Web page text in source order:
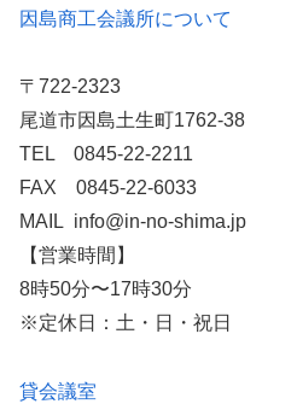
因島商工会議所について
〒722-2323
尾道市因島土生町1762-38
TEL 0845-22-2211
FAX 0845-22-6033
MAIL info@in-no-shima.jp
【営業時間】
8時50分〜17時30分
※定休日：土・日・祝日
貸会議室